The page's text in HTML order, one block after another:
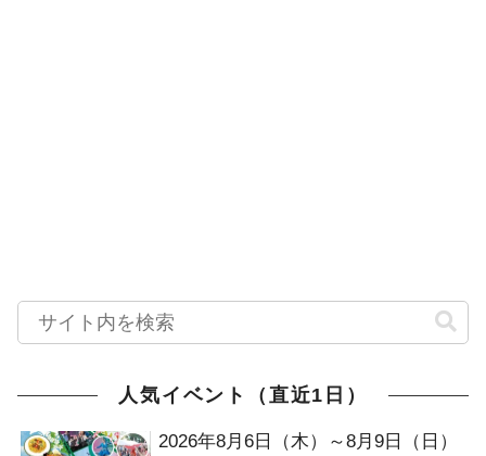
人気イベント（直近1日）
2026年8月6日（木）～8月9日（日）